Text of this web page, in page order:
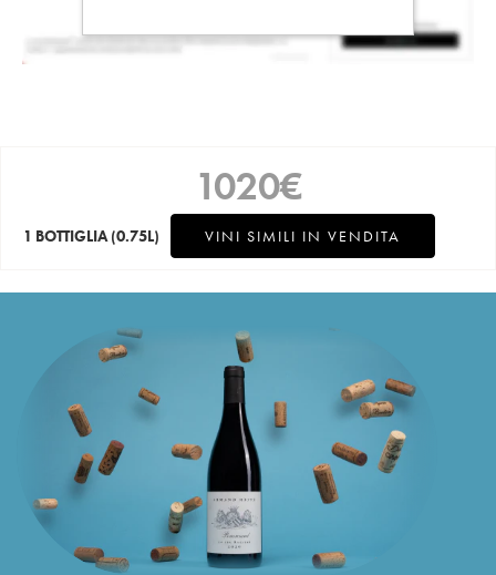
1020€
1 BOTTIGLIA (0.75L) VINI SIMILI IN VENDITA